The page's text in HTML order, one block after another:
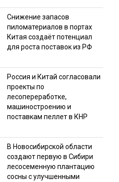
Снижение запасов
пиломатериалов в портах
Китая создаёт потенциал
для роста поставок из РФ
Россия и Китай согласовали
проекты по
лесопереработке,
машиностроению и
поставкам пеллет в КНР
В Новосибирской области
создают первую в Сибири
лесосеменную плантацию
сосны с улучшенными